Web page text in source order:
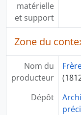
matérielle
et support
Zone du
Nom du
producteur
Dépôt